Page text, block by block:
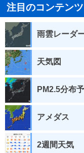
注目のコンテンツ
雨雲レーダ
天気図
PM2.5分布
アメダス
2週間天気